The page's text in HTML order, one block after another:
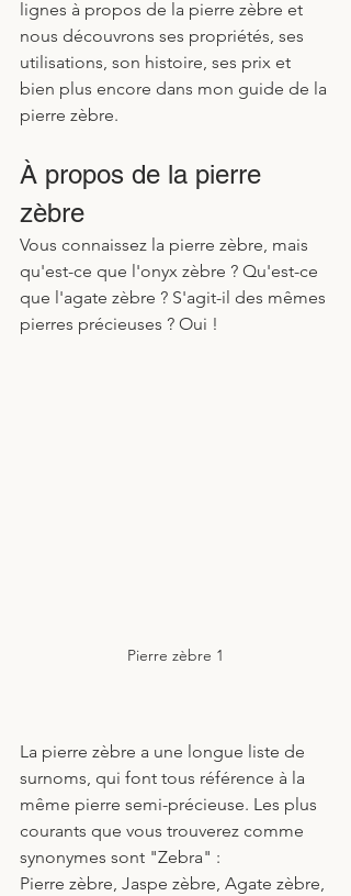
lignes à propos de la pierre zèbre et
nous découvrons ses propriétés, ses
utilisations, son histoire, ses prix et
bien plus encore dans mon guide de la
pierre zèbre.
À propos de la pierre
zèbre
Vous connaissez la pierre zèbre, mais
qu'est-ce que l'onyx zèbre ? Qu'est-ce
que l'agate zèbre ? S'agit-il des mêmes
pierres précieuses ? Oui !
Pierre zèbre 1
La pierre zèbre a une longue liste de
surnoms, qui font tous référence à la
même pierre semi-précieuse. Les plus
courants que vous trouverez comme
synonymes sont "Zebra" :
Pierre zèbre, Jaspe zèbre, Agate zèbre,